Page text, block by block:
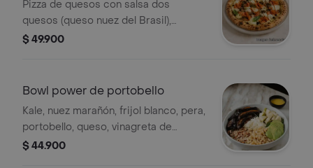
Pizza de quesos con salsa dos
quesos (queso nuez del Brasil),
zanahoria tipo gravlax, orellanas,
balsámico y albahaca.
$ 49.900
Bowl power de portobello
Kale, nuez marañón, frijol blanco, pera,
portobello, queso, vinagreta de
mostaza y aguacate.
$ 44.900